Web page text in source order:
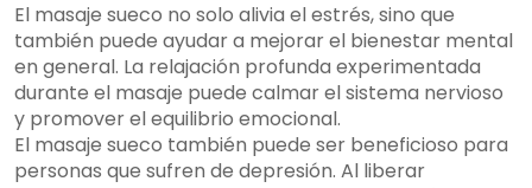
El masaje sueco no solo alivia el estrés, sino que
también puede ayudar a mejorar el bienestar mental
en general. La relajación profunda experimentada
durante el masaje puede calmar el sistema nervioso
y promover el equilibrio emocional.
El masaje sueco también puede ser beneficioso para
personas que sufren de depresión. Al liberar